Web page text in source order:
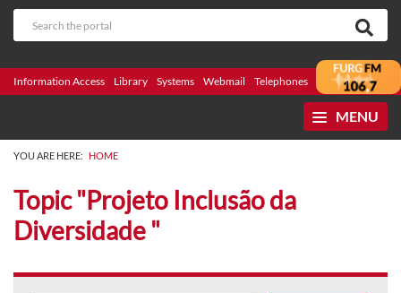
Information Access Library Systems Webmail Telephones Bidding
MENU
YOU ARE HERE: HOME
Topic "Projeto Inclusão da
Diversidade "